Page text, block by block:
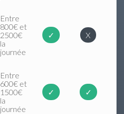
Entre
800€ et
2500€
la
journée
✓ X
Entre
600€ et
1500€
la
journée
✓ ✓